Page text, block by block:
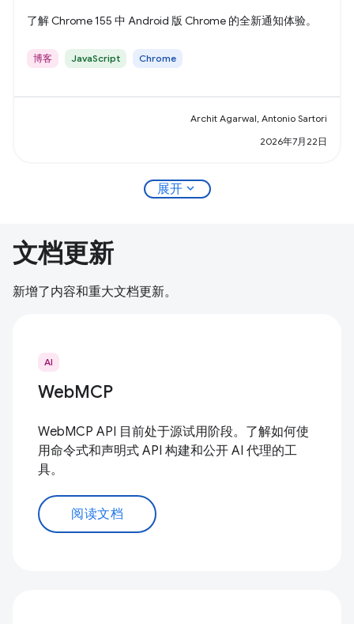
了解 Chrome 155 中 Android 版 Chrome 的全新通知体验。
博客 JavaScript Chrome
Archit Agarwal, Antonio Sartori
2026年7月22日
展开 expand_more
文档更新
新增了内容和重大文档更新。
AI
WebMCP
WebMCP API 目前处于源试用阶段。了解如何使
用命令式和声明式 API 构建和公开 AI 代理的工
具。
阅读文档